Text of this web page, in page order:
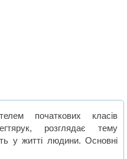
початкових класів
розглядає тему
у житті людини. Основні